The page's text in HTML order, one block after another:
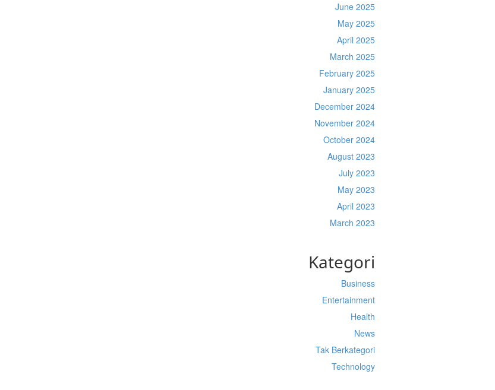
June 2025
May 2025
April 2025
March 2025
February 2025
January 2025
December 2024
November 2024
October 2024
August 2023
July 2023
May 2023
April 2023
March 2023
Kategori
Business
Entertainment
Health
News
Tak Berkategori
Technology